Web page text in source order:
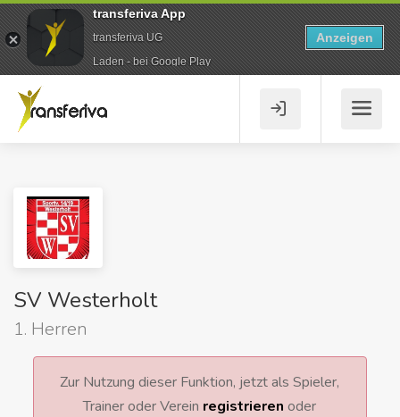
SV Westerholt
1. Herren
Zur Nutzung dieser Funktion, jetzt als Spieler,
Trainer oder Verein registrieren oder
transferiva App
transferiva UG
Laden - bei Google Play
Anzeigen